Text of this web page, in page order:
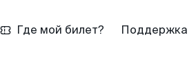
Где мой билет? Поддержка